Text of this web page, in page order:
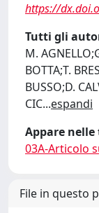
https://
Tutti gli
M.
BOTTA;T.
BUSSO;D.
CIC...espandi
Appare
03A-Articolo
File in questo